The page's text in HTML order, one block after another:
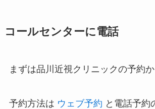
コールセンターに電話
まずは品川近視クリニックの予約か
予約方法は ウェブ予約 と電話予約